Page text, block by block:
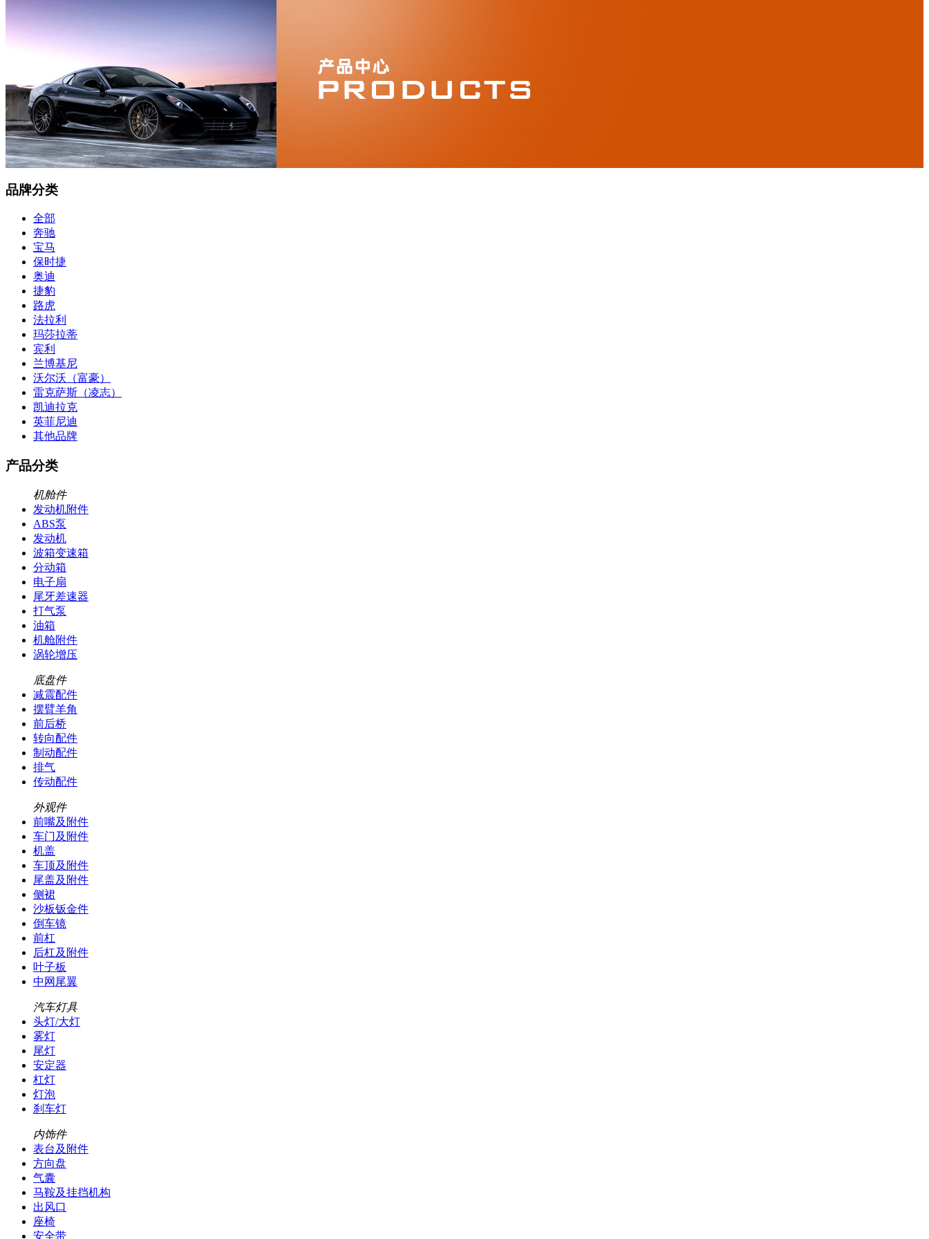
品牌分类
全部
奔驰
宝马
保时捷
奥迪
捷豹
路虎
法拉利
玛莎拉蒂
宾利
兰博基尼
沃尔沃（富豪）
雷克萨斯（凌志）
凯迪拉克
英菲尼迪
其他品牌
产品分类
机舱件
发动机附件
ABS泵
发动机
波箱变速箱
分动箱
电子扇
尾牙差速器
打气泵
油箱
机舱附件
涡轮增压
底盘件
减震配件
摆臂羊角
前后桥
转向配件
制动配件
排气
传动配件
外观件
前嘴及附件
车门及附件
机盖
车顶及附件
尾盖及附件
侧裙
沙板钣金件
倒车镜
前杠
后杠及附件
叶子板
中网尾翼
汽车灯具
头灯/大灯
雾灯
尾灯
安定器
杠灯
灯泡
刹车灯
内饰件
表台及附件
方向盘
气囊
马鞍及挂挡机构
出风口
座椅
安全带